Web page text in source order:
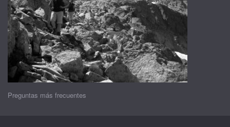
Preguntas más frecuentes